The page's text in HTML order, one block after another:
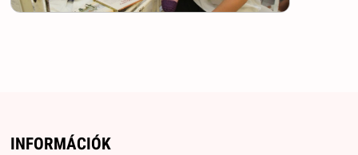
INFORMÁCIÓK